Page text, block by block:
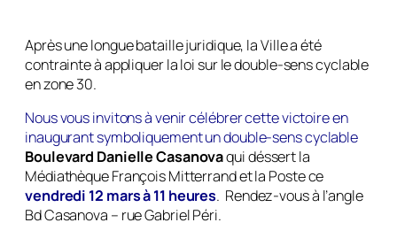
Après une longue bataille juridique, la Ville a été
contrainte à appliquer la loi sur le double-sens cyclable
en zone 30.
Nous vous invitons à venir célébrer cette victoire en
inaugurant symboliquement un double-sens cyclable
Boulevard Danielle Casanovaqui déssert la
Médiathèque François Mitterrand et la Poste ce
vendredi 12 mars à 11 heures. Rendez-vous à l’angle
Bd Casanova – rue Gabriel Péri.